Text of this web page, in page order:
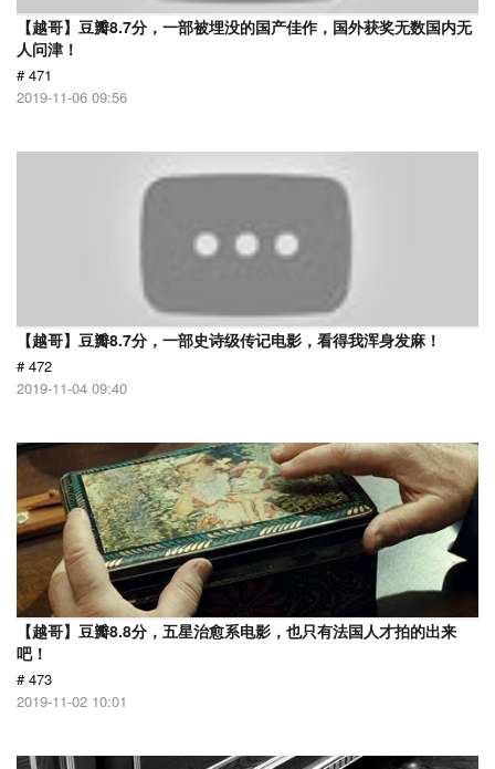
【越哥】豆瓣8.7分，一部被埋没的国产佳作，国外获奖无数国内无
人问津！
# 471
2019-11-06 09:56
【越哥】豆瓣8.7分，一部史诗级传记电影，看得我浑身发麻！
# 472
2019-11-04 09:40
【越哥】豆瓣8.8分，五星治愈系电影，也只有法国人才拍的出来
吧！
# 473
2019-11-02 10:01